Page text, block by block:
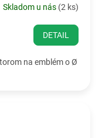
Skladom u nás (2 ks)
DETAIL
na emblém o Ø